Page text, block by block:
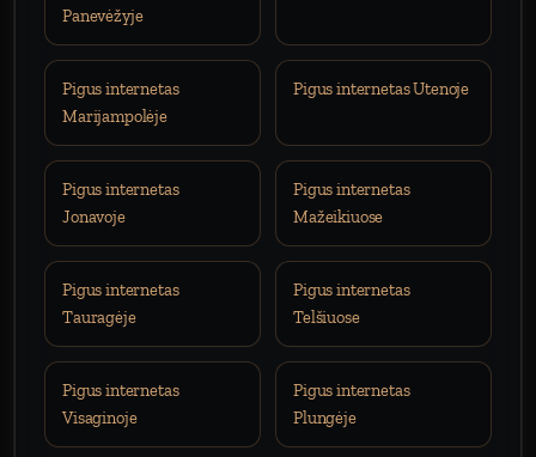
Panevėžyje
Pigus internetas
Marijampolėje
Pigus internetas Utenoje
Pigus internetas
Jonavoje
Pigus internetas
Mažeikiuose
Pigus internetas
Tauragėje
Pigus internetas
Telšiuose
Pigus internetas
Visaginoje
Pigus internetas
Plungėje